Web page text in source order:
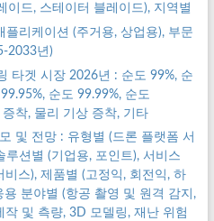
이드, 스테이터 블레이드), 지역별
리케이션 (주거용, 상업용), 부문
2033년)
타겟 시장 2026년 : 순도 99%, 순
순도 99.99%, 순도
착, 물리 기상 증착, 기타
및 전망 : 유형별 (드론 플랫폼 서
루션별 (기업용, 포인트), 서비스
스), 제품별 (고정익, 회전익, 하
분야별 (항공 촬영 및 원격 감지,
및 측량, 3D 모델링, 재난 위험